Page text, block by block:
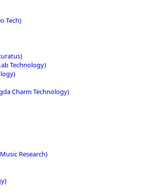
Tech)
Technology)
Charm Technology)
Research)